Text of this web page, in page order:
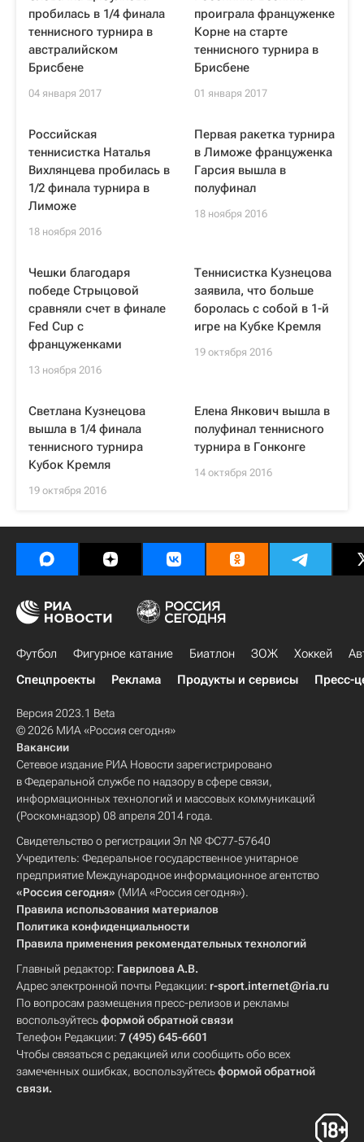
пробилась в 1/4 финала
теннисного турнира в
австралийском
Брисбене
04 января 2017
проиграла француженке
Корне на старте
теннисного турнира в
Брисбене
01 января 2017
Российская
теннисистка Наталья
Вихлянцева пробилась в
1/2 финала турнира в
Лиможе
18 ноября 2016
Первая ракетка турнира
в Лиможе француженка
Гарсия вышла в
полуфинал
18 ноября 2016
Чешки благодаря
победе Стрыцовой
сравняли счет в финале
Fed Cup с
француженками
13 ноября 2016
Теннисистка Кузнецова
заявила, что больше
боролась с собой в 1-й
игре на Кубке Кремля
19 октября 2016
Светлана Кузнецова
вышла в 1/4 финала
теннисного турнира
Кубок Кремля
19 октября 2016
Елена Янкович вышла в
полуфинал теннисного
турнира в Гонконге
14 октября 2016
Футбол Фигурное катание Биатлон ЗОЖ Хоккей
Спецпроекты
Реклама Продукты и сервисы Пресс-
Версия 2023.1 Beta
© 2026 МИА «Россия сегодня»
Вакансии
Сетевое издание РИА Новости зарегистрировано
в Федеральной службе по надзору в сфере связи,
информационных технологий и массовых коммуникаций
(Роскомнадзор) 08 апреля 2014 года.
Свидетельство о регистрации Эл № ФС77-57640
Учредитель: Федеральное государственное унитарное
предприятие Международное информационное агентство
«Россия сегодня» (МИА «Россия сегодня»).
Правила использования материалов
Политика конфиденциальности
Правила применения рекомендательных технологий
Главный редактор: Гаврилова А.В.
Адрес электронной почты Редакции: r-sport.internet@ria.ru
По вопросам размещения пресс-релизов и рекламы
воспользуйтесьформой обратной связи
Телефон Редакции: 7 (495) 645-6601
Чтобы связаться с редакцией или сообщить обо всех
замеченных ошибках, воспользуйтесьформой обратной
связи.